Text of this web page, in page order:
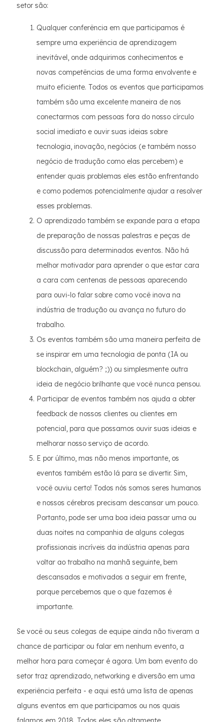
setor são:
Qualquer conferência em que participamos é
sempre uma experiência de aprendizagem
inevitável, onde adquirimos conhecimentos e
novas competências de uma forma envolvente e
muito eficiente. Todos os eventos que participamos
também são uma excelente maneira de nos
conectarmos com pessoas fora do nosso círculo
social imediato e ouvir suas ideias sobre
tecnologia, inovação, negócios (e também nosso
negócio de tradução como elas percebem) e
entender quais problemas eles estão enfrentando
e como podemos potencialmente ajudar a resolver
esses problemas.
O aprendizado também se expande para a etapa
de preparação de nossas palestras e peças de
discussão para determinados eventos. Não há
melhor motivador para aprender o que estar cara
a cara com centenas de pessoas aparecendo
para ouvi-lo falar sobre como você inova na
indústria de tradução ou avança no futuro do
trabalho.
Os eventos também são uma maneira perfeita de
se inspirar em uma tecnologia de ponta (IA ou
blockchain, alguém? ;)) ou simplesmente outra
ideia de negócio brilhante que você nunca pensou.
Participar de eventos também nos ajuda a obter
feedback de nossos clientes ou clientes em
potencial, para que possamos ouvir suas ideias e
melhorar nosso serviço de acordo.
E por último, mas não menos importante, os
eventos também estão lá para se divertir. Sim,
você ouviu certo! Todos nós somos seres humanos
e nossos cérebros precisam descansar um pouco.
Portanto, pode ser uma boa ideia passar uma ou
duas noites na companhia de alguns colegas
profissionais incríveis da indústria apenas para
voltar ao trabalho na manhã seguinte, bem
descansados e motivados a seguir em frente,
porque percebemos que o que fazemos é
importante.
Se você ou seus colegas de equipe ainda não tiveram a
chance de participar ou falar em nenhum evento, a
melhor hora para começar é agora. Um bom evento do
setor traz aprendizado, networking e diversão em uma
experiência perfeita - e aqui está uma lista de apenas
alguns eventos em que participamos ou nos quais